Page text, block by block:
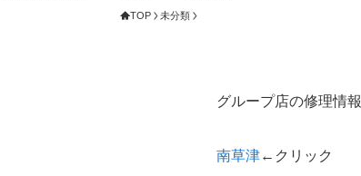
TOP 未分類
グループ店の修理情報
南草津←クリック